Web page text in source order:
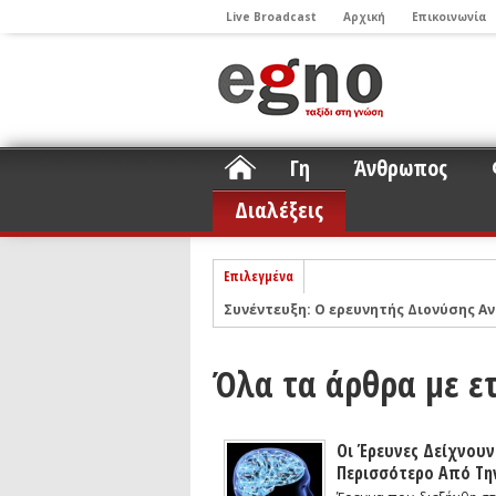
Live Broadcast Αρχική Επικοινωνία
Γη Άνθρωπος
Διαλέξεις
Επιλεγμένα
Συνέντευξη: Ο ερευνητής Διονύσης
ΝΕLIOTA: Το ερευνητικό
Podcast: Συζήτηση με τον καθηγητή
Podcast: Ο Διονύσης Σιμόπουλος
Άρθρο με αφορμή το Nobel Φυσικής
Συνέντευξη: Το ελληνικό
Όλα τα άρθρα με
Οι Έρευνες
Περισσότερο Από